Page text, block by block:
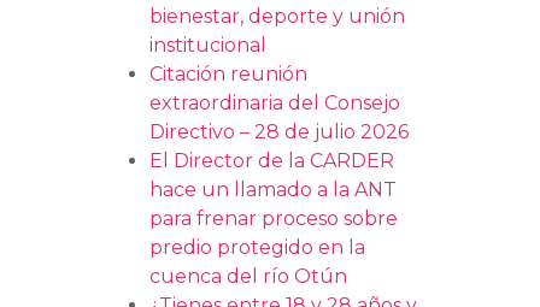
bienestar, deporte y unión
institucional
Citación reunión
extraordinaria del Consejo
Directivo – 28 de julio 2026
El Director de la CARDER
hace un llamado a la ANT
para frenar proceso sobre
predio protegido en la
cuenca del río Otún